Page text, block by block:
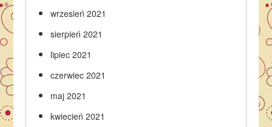
wrzesień 2021
sierpień 2021
lipiec 2021
czerwiec 2021
maj 2021
kwiecień 2021